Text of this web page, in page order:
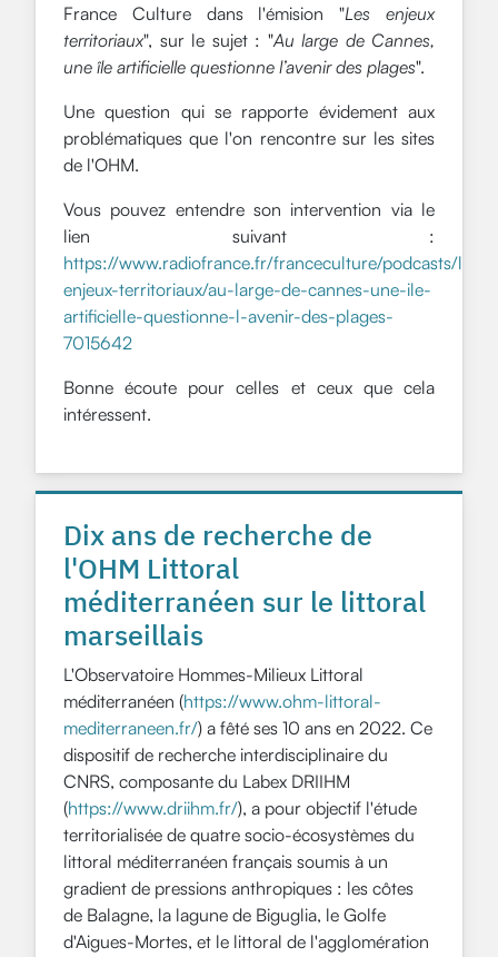
France Culture dans l'émision "Les enjeux
territoriaux", sur le sujet : "Au large de Cannes,
une île artificielle questionne l’avenir des plages".
Une question qui se rapporte évidement aux
problématiques que l'on rencontre sur les sites
de l'OHM.
Vous pouvez entendre son intervention via le
lien suivant :
https://www.radiofrance.fr/franceculture/podcasts/les-
enjeux-territoriaux/au-large-de-cannes-une-ile-
artificielle-questionne-l-avenir-des-plages-
7015642
Bonne écoute pour celles et ceux que cela
intéressent.
Dix ans de recherche de
l'OHM Littoral
méditerranéen sur le littoral
marseillais
L'Observatoire Hommes-Milieux Littoral
méditerranéen (https://www.ohm-littoral-
mediterraneen.fr/) a fêté ses 10 ans en 2022. Ce
dispositif de recherche interdisciplinaire du
CNRS, composante du Labex DRIIHM
(https://www.driihm.fr/), a pour objectif l'étude
territorialisée de quatre socio-écosystèmes du
littoral méditerranéen français soumis à un
gradient de pressions anthropiques : les côtes
de Balagne, la lagune de Biguglia, le Golfe
d'Aigues-Mortes, et le littoral de l'agglomération